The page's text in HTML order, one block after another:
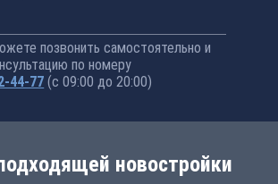
позвонить самостоятельно и
по номеру
44-77 (с 09:00 до 20:00)
новостройки